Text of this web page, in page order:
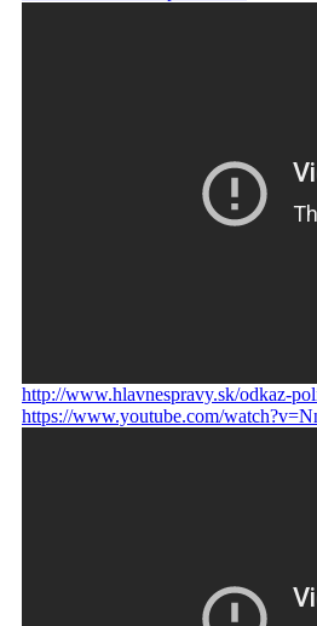
http://www.hlavnespravy.sk/odkaz-
https://www.youtube.com/